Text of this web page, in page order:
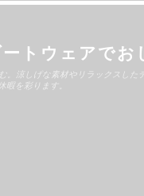
トウェアでお
。涼しげな素材やリラックスし
暇を彩ります。